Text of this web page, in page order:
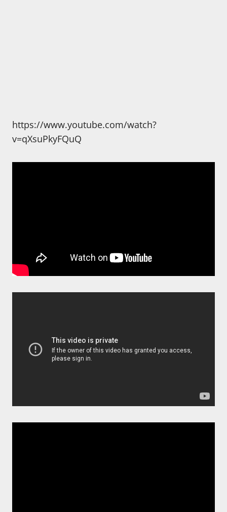
https://www.youtube.com/watch?
v=qXsuPkyFQuQ